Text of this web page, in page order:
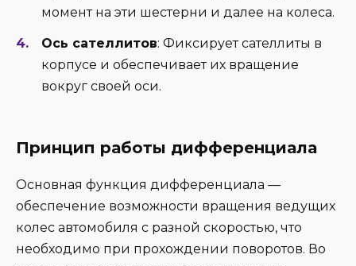
момент на эти шестерни и далее на колеса.
Ось сателлитов: Фиксирует сателлиты в
корпусе и обеспечивает их вращение
вокруг своей оси.
Принцип работы дифференциала
Основная функция дифференциала —
обеспечение возможности вращения ведущих
колес автомобиля с разной скоростью, что
необходимо при прохождении поворотов. Во